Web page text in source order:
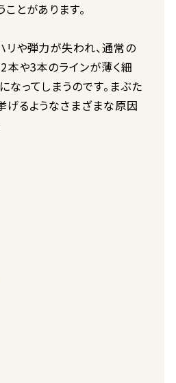
とがあります。
リや弾力が失われ、通常の
本や3本のラインが薄く細
なってしまうのです。まぶた
げるようなさまざまな原因